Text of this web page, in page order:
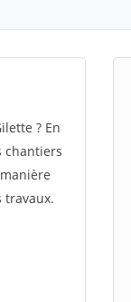
? En
chantiers
travaux.